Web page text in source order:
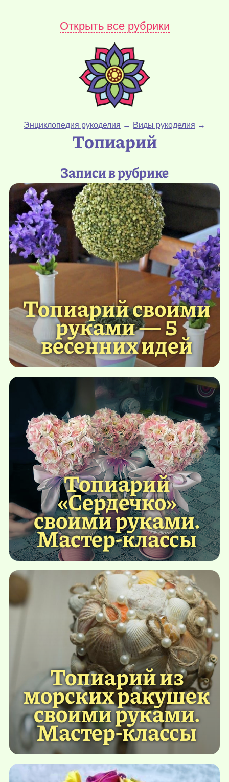
Открыть все рубрики
Энциклопедия рукоделия → Виды рукоделия →
Топиарий
Записи в рубрике
Топиарий своими
руками — 5
весенних идей
Топиарий
«Сердечко»
своими руками.
Мастер-классы
Топиарий из
морских ракушек
своими руками.
Мастер-классы